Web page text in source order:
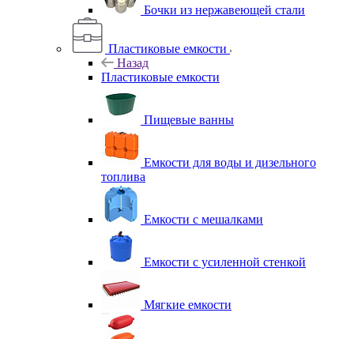
Бочки из нержавеющей стали
Пластиковые емкости
Назад
Пластиковые емкости
Пищевые ванны
Емкости для воды и дизельного
топлива
Емкости с мешалками
Емкости с усиленной стенкой
Мягкие емкости